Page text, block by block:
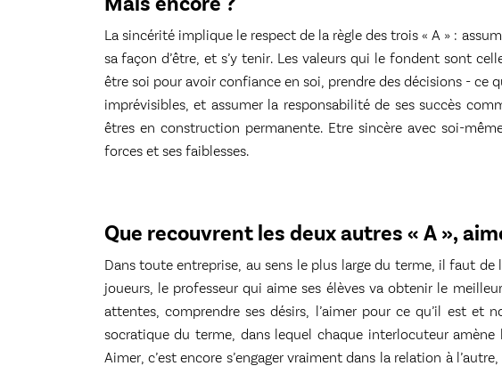
La sincérité implique le respect de la règle des trois « A » :
sa façon d’être, et s’y tenir. Les valeurs qui le fondent sont
être soi pour avoir confiance en soi, prendre des décisions -
imprévisibles, et assumer la responsabilité de ses succès
êtres en construction permanente. Etre sincère avec soi-
forces et ses faiblesses.
Que recouvrent les deux autres « A »,
Dans toute entreprise, au sens le plus large du terme, il faut
joueurs, le professeur qui aime ses élèves va obtenir le
attentes, comprendre ses désirs, l’aimer pour ce qu’il est et
socratique du terme, dans lequel chaque interlocuteur amène
Aimer, c’est encore s’engager vraiment dans la relation à